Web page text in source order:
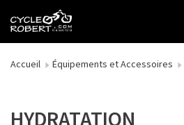
Accueil Équipements et Accessoires
HYDRATATION